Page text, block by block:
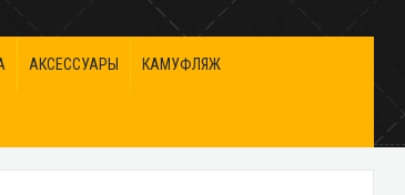
АКСЕССУАРЫ КАМУФЛЯЖ